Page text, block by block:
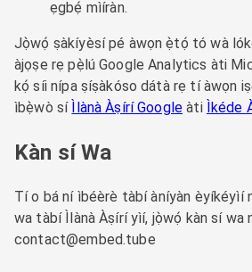
ẹgbẹ́ mìíràn.
Jọ̀wọ́ ṣàkíyèsí pé àwọn ẹ̀tọ́ tó wà
àjọṣe rẹ pẹ̀lú Google Analytics àti
kọ́ síi nípa ṣíṣàkóso dátà rẹ tí àwọn
ìbẹ̀wò sí Ìlànà Àṣírí Google àti Ìkéde
Kàn sí Wa
Tí o bá ní ìbéèrè tàbí àníyàn èyíkéyìí
wa tàbí Ìlànà Àṣírí yìí, jọ̀wọ́ kàn sí wa
contact@embed.tube